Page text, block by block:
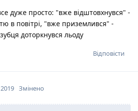
дуже просто: "вже відштовхнувся" -
в повітрі, "вже приземлився" -
доторкнувся льоду
Відповісти
Змінено